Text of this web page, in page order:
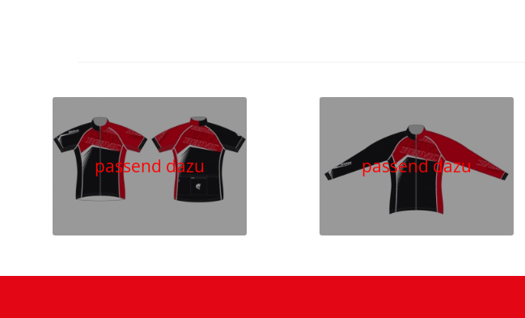
passend dazu passend dazu